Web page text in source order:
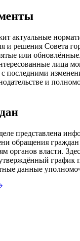
актуальные
и решения Совета
или
лица
с последними
и
представлена
обращения
органов власти.
график
данные